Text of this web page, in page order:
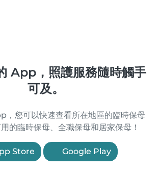
App，照護服務隨時觸手
可及。
，您可以快速查看所在地區的臨時保母
的臨時保母、全職保母和居家保母！
Store Google Play